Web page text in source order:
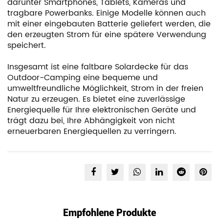
tragbare Powerbanks. Einige Modelle können auch
mit einer eingebauten Batterie geliefert werden, die
den erzeugten Strom für eine spätere Verwendung
speichert.
Insgesamt ist eine faltbare Solardecke für das
Outdoor-Camping eine bequeme und
umweltfreundliche Möglichkeit, Strom in der freien
Natur zu erzeugen. Es bietet eine zuverlässige
Energiequelle für Ihre elektronischen Geräte und
trägt dazu bei, Ihre Abhängigkeit von nicht
erneuerbaren Energiequellen zu verringern.
Empfohlene Produkte